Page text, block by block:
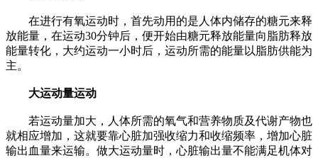
在进行有氧运动时，首先动用的是人体内储存的糖元来释
放能量，在运动30分钟后，便开始由糖元释放能量向脂肪释放
能量转化，大约运动一小时后，运动所需的能量以脂肪供能为
主。
大运动量运动
若运动量加大，人体所需的氧气和营养物质及代谢产物也
就相应增加，这就要靠心脏加强收缩力和收缩频率，增加心脏
输出血量来运输。做大运动量时，心脏输出量不能满足机体对